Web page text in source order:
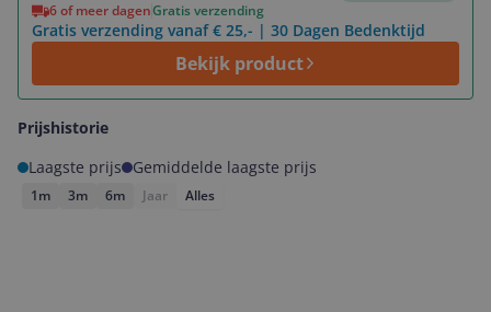
6 of meer dagenGratis verzending
Gratis verzending vanaf € 25,- | 30 Dagen Bedenktijd
Bekijk product
Prijshistorie
Laagste prijs
Gemiddelde laagste prijs
1m 3m 6m Jaar Alles